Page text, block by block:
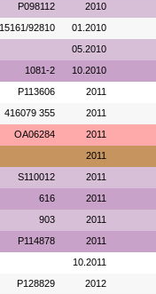
P098112 2010
92810 01.2010
05.2010
1081-2 10.2010
P113606 2011
416079 355 2011
OA06284 2011
2011
S110012 2011
616 2011
903 2011
P114878 2011
10.2011
P128829 2012